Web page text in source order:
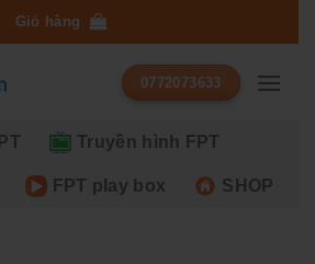
Giỏ hàng
0772073633
Truyền hình FPT
FPT play box SHOP